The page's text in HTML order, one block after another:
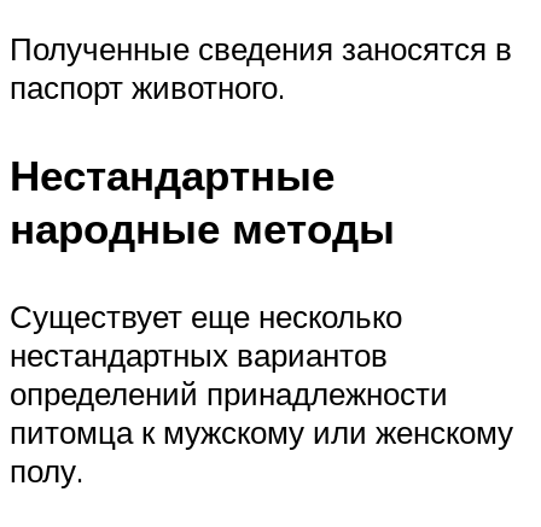
Полученные сведения заносятся в
паспорт животного.
Нестандартные
народные методы
Существует еще несколько
нестандартных вариантов
определений принадлежности
питомца к мужскому или женскому
полу.